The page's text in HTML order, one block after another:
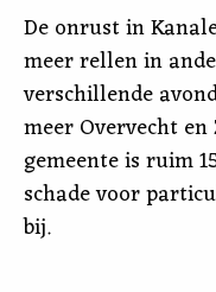
De onrust in
meer rellen in
verschillende
meer Overvecht
gemeente is ruim
schade voor
bij.